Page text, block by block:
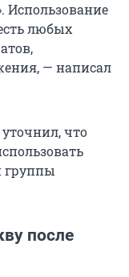
Использование
любых
— написал
что
группы
после